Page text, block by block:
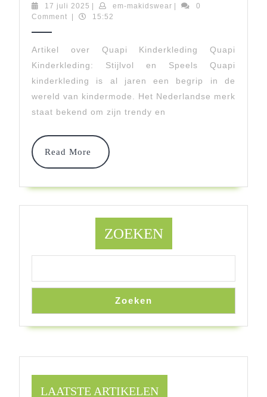
17 juli 2025 17
juli
| em-makidswearem-
|
0
Comment
| 15:52
Artikel over Quapi Kinderkleding Quapi
Kinderkleding: Stijlvol en Speels Quapi
kinderkleding is al jaren een begrip in de
wereld van kindermode. Het Nederlandse merk
staat bekend om zijn trendy en
Read More
Read
More
ZOEKEN
Zoeken
LAATSTE ARTIKELEN